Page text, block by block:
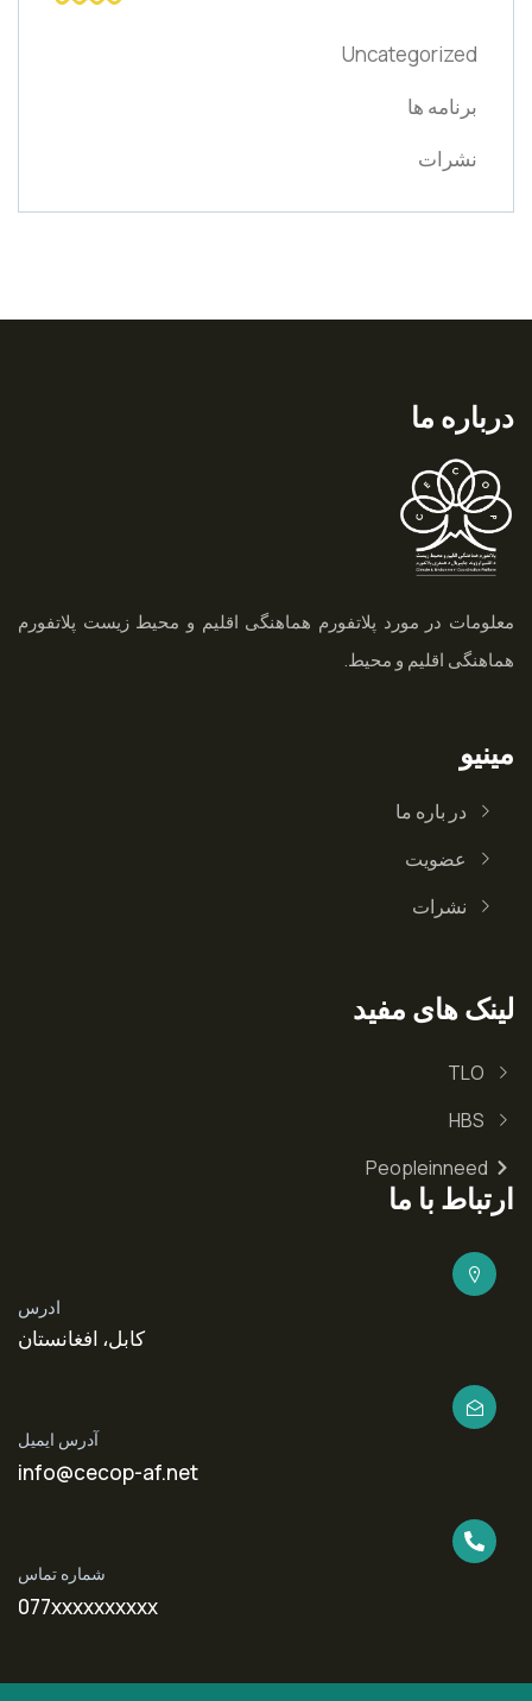
Uncategorized
برنامه ها
نشرات
درباره ما
معلومات در مورد پلاتفورم هماهنگی اقلیم و محیط زیست پلاتفورم
هماهنگی اقلیم و محیط.
مینیو
در باره ما
عضویت
نشرات
لینک های مفید
TLO
HBS
Peopleinneed
ارتباط با ما
ادرس
کابل، افغانستان
آدرس ایمیل
info@cecop-af.net
شماره تماس
077xxxxxxxxxx